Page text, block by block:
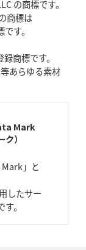
自分のホーム」
スは「皆に開かれ
ごと計測機器」の
の商標です。
商標は
す。
商標です。
あらゆる素材
Mark
）
」と
したサー
。